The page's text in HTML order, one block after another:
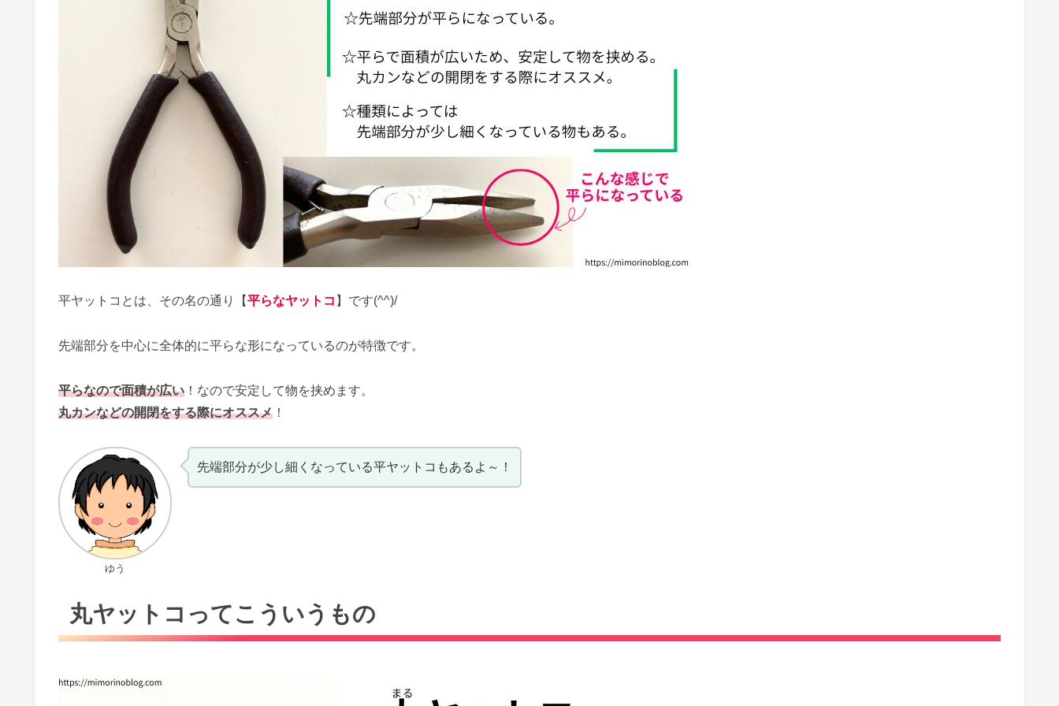
平ヤットコとは、その名の通り【平らなヤットコ 】です(^^)/
先端部分を中心に全体的に平らな形になっているのが特徴です。
平らなので面積が広い ！なので安定して物を挟めます。
丸カンなどの開閉をする際にオススメ ！
ゆう
先端部分が少し細くなっている平ヤットコもあるよ～！
丸ヤットコってこういうもの